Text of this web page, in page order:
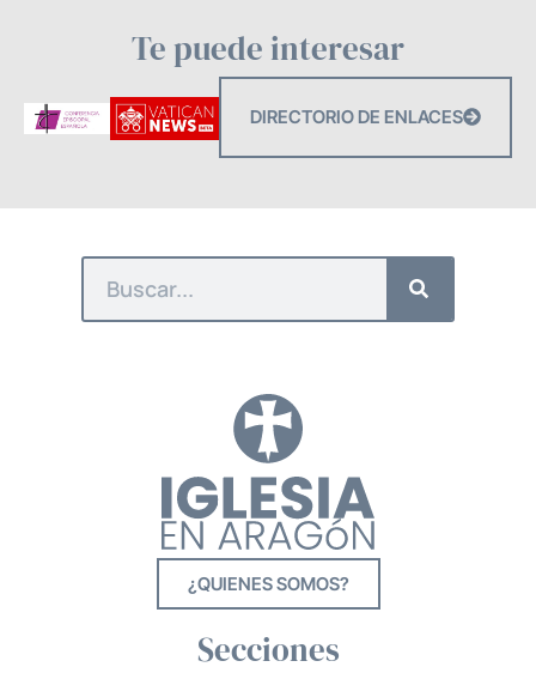
Te puede interesar
DIRECTORIO DE ENLACES
¿QUIENES SOMOS?
Secciones